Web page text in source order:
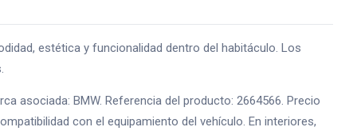
estética y funcionalidad dentro del habitáculo. Los
asociada: BMW. Referencia del producto: 2664566. Precio
con el equipamiento del vehículo. En interiores,